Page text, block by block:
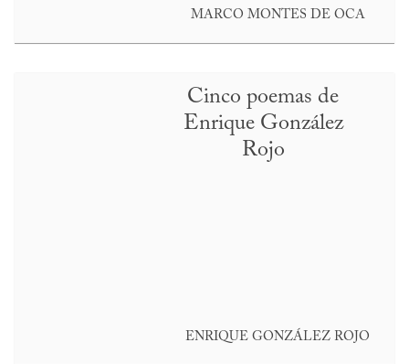
MARCO MONTES DE OCA
Cinco poemas de
Enrique González
Rojo
ENRIQUE GONZÁLEZ ROJO